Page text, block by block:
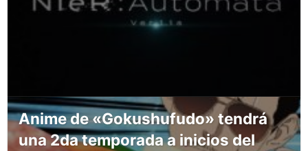
Anime de «Gokushufudo» tendrá
una 2da temporada a inicios del